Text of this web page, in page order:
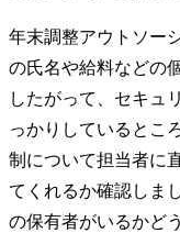
年末調整アウトソー
の氏名や給料などの
したがって、セキュ
っかりしているとこ
制について担当者に
てくれるか確認しま
の保有者がいるかど